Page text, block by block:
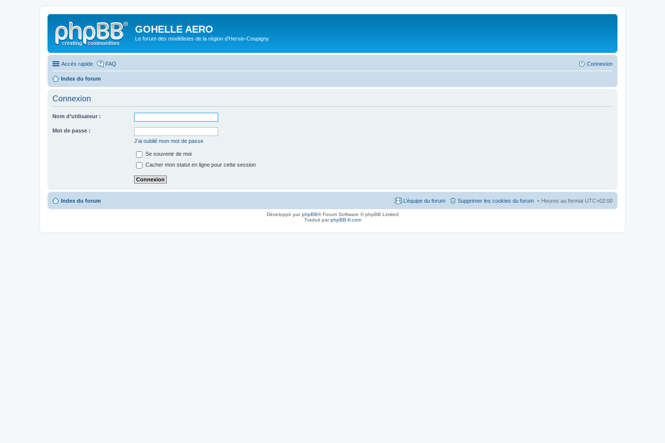
GOHELLE AERO
Le forum des modélistes de la région d'Hersin-Coupigny
Accès rapide FAQ Connexion
Index du forum
Connexion
Nom d’utilisateur :
Mot de passe :
J’ai oublié mon mot de passe
Se souvenir de moi
Cacher mon statut en ligne pour cette session
Index du forum Heures au format UTC+02:00
Supprimer les cookies du forum
L’équipe du forum
Développé parphpBB® Forum Software © phpBB Limited
Traduit parphpBB-fr.com